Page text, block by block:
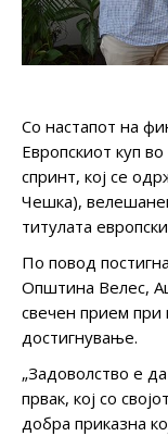
Со настапот на
Европскиот куп
спринт, кој се
Чешка),
титулата
По повод
Општина Велес,
свечен прием
достигнување.
„Задоволство е
првак, кој со
добра приказна